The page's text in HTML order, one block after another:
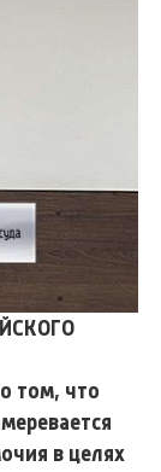
том, что
в целях